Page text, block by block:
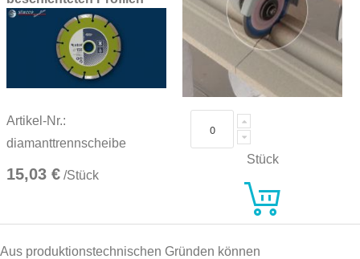
Artikel-Nr.:
diamanttrennscheibe
15,03 € /Stück
Stück
Aus produktionstechnischen Gründen können